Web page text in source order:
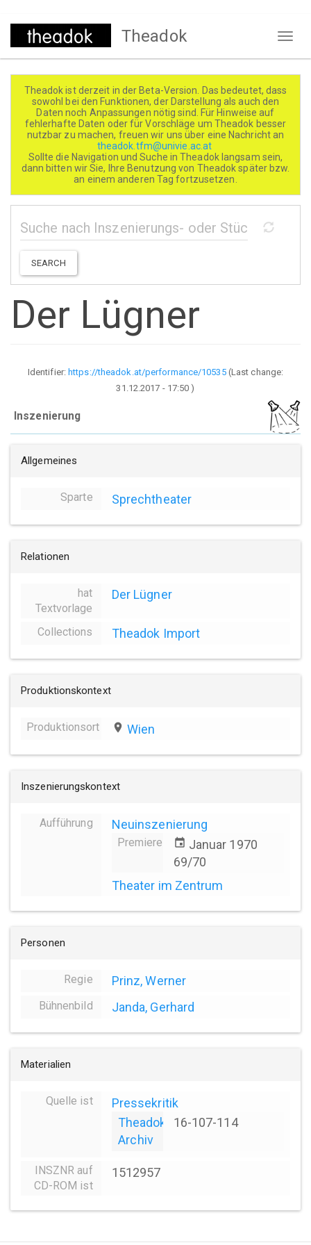
Direkt
Theadok
Theadok ist derzeit in der Beta-Version. Das bedeutet, dass
sowohl bei den Funktionen, der Darstellung als auch den
Daten noch Anpassungen nötig sind. Für Hinweise auf
fehlerhafte Daten oder für Vorschläge um Theadok besser
nutzbar zu machen, freuen wir uns über eine Nachricht an
theadok.tfm@univie.ac.at
Sollte die Navigation und Suche in Theadok langsam sein,
dann bitten wir Sie, Ihre Benutzung von Theadok später bzw.
an einem anderen Tag fortzusetzen.
SEARCH
Der Lügner
Identifier:https://theadok.at/performance/10535(Last change:
31.12.2017 - 17:50 )
Inszenierung
Allgemeines
Sparte Sprechtheater
Relationen
hat
Textvorlage
Der Lügner
Collections Theadok Import
Produktionskontext
Produktionsort place Wien
Inszenierungskontext
Aufführung Neuinszenierung
Premiere event Januar 1970
69/70
Theater im Zentrum
Personen
Regie Prinz, Werner
Bühnenbild Janda, Gerhard
Materialien
Quelle ist
Pressekritik
Theadok
Archiv
16-107-114
INSZNR auf
CD-ROM ist
1512957